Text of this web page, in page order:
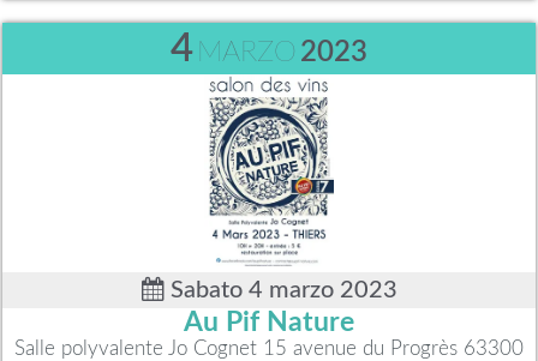
4 MARZO 2023
Sabato 4 marzo 2023
Au Pif Nature
Salle polyvalente Jo Cognet 15 avenue du Progrès 63300